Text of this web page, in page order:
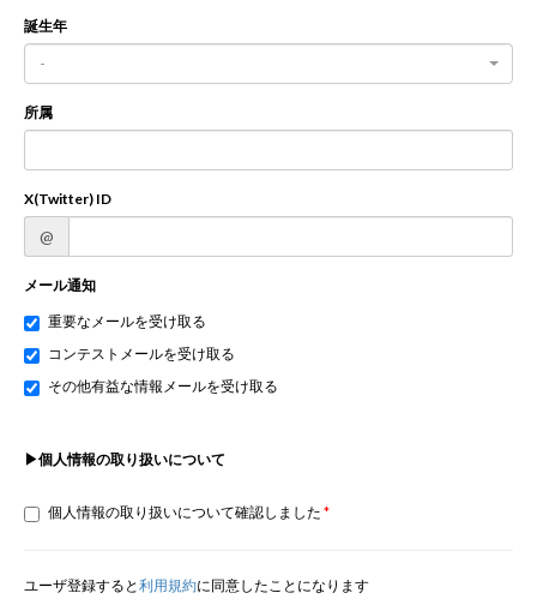
誕生年
-
所属
X(Twitter) ID
@
メール通知
重要なメールを受け取る
コンテストメールを受け取る
その他有益な情報メールを受け取る
▶個人情報の取り扱いについて
個人情報の取り扱いについて確認しました
ユーザ登録すると利用規約に同意したことになります